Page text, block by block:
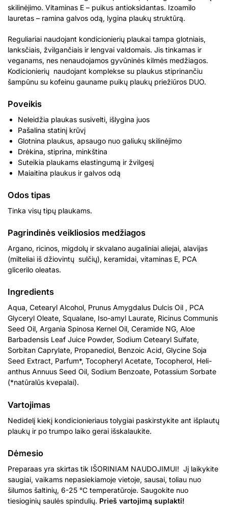
skilinėjimo. Vitaminas E – puikus antioksidantas. Izoamilo
lauretas – ramina galvos odą, lygina plaukų struktūrą.
Reguliariai naudojant kondicionierių plaukai tampa glotniais,
lanksčiais, žvilgančiais ir lengvai valdomais. Jis tinkamas ir
veganams, nes nenaudojamos gyvūninės kilmės medžiagos.
Kodicionierių naudojant komplekse su plaukus stiprinančiu
šampūnu su kofeinu gauname puikų plaukų priežiūros DUO.
Poveikis
Neleidžia plaukas susivelti, išlygina juos
Pašalina statinį krūvį
Glotnina plaukus, apsaugo nuo galiukų skilinėjimo
Drėkina, stiprina, minkština
Suteikia plaukams elastingumą ir žvilgesį
Maiaitina plaukus ir galvos odą
Odos tipas
Tinka visų tipų plaukams.
Pagrindinės veikliosios medžiagos
Argano, ricinos, migdolų ir skvalano augaliniai aliejai, alavijas
(milteliai iš džiovintų sulčių), keramidai, vitaminas E, PCA
glicerilo oleatas.
Ingredients
Aqua, Cetearyl Alcohol, Prunus Amygdalus Dulcis Oil , PCA
Glyceryl Oleate, Squalane, Iso-amyl Laurate, Ricinus Communis
Seed Oil, Argania Spinosa Kernel Oil, Ceramide NG, Aloe
Barbadensis Leaf Juice Powder, Sodium Cetearyl Sulfate,
Sorbitan Caprylate, Propanediol, Benzoic Acid, Glycine Soja
Seed Extract, Parfum*, Tocopheryl Acetate, Tocopherol, Heli-
anthus Annuus Seed Oil, Sodium Benzoate, Potassium Sorbate
(*natūralūs kvepalai).
Vartojimas
Nedidelį kiekį kondicionieriaus tolygiai paskirstykite ant išplautų
plaukų ir po trumpo laiko gerai išskalaukite.
Dėmesio
Preparaas yra skirtas tik IŠORINIAM NAUDOJIMUI! Jį laikykite
saugiai, vaikams nepasiekiamoje vietoje, sausai, toliau nuo
šilumos šaltinių, 6-25 °C temperatūroje. Saugokite nuo
tiesioginių saulės spindulių. Prieš vartojimą suplakti!